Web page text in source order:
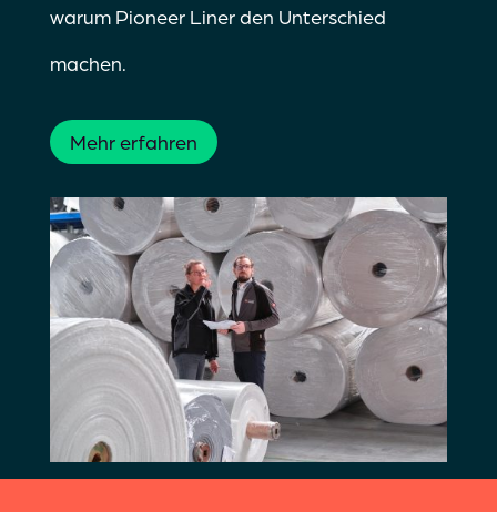
warum Pioneer Liner den Unterschied
machen.
Mehr erfahren